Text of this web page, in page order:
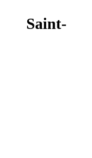
Saint-